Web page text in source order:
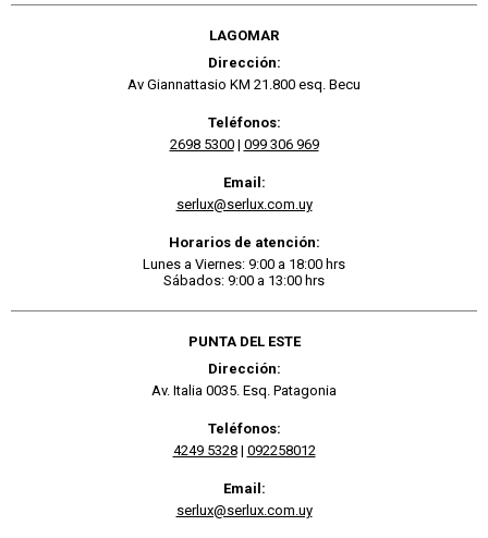
LAGOMAR
Dirección:
Av Giannattasio KM 21.800 esq. Becu
Teléfonos:
2698 5300| 099 306 969
Email:
serlux@serlux.com.uy
Horarios de atención:
Lunes a Viernes: 9:00 a 18:00 hrs
Sábados: 9:00 a 13:00 hrs
PUNTA DEL ESTE
Dirección:
Av. Italia 0035. Esq. Patagonia
Teléfonos:
4249 5328| 092258012
Email:
serlux@serlux.com.uy